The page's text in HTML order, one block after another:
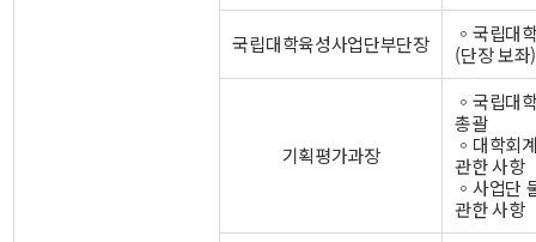
국립대학육성사업단부단장
◦국립대
(단장 보좌)
기획평가과장
◦국립대
총괄
◦대학회
관한 사항
◦사업단
관한 사항